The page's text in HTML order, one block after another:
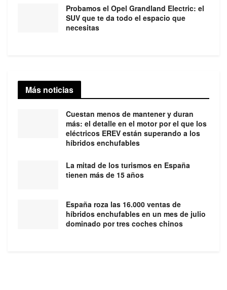
Probamos el Opel Grandland Electric: el
SUV que te da todo el espacio que
necesitas
Más noticias
Cuestan menos de mantener y duran
más: el detalle en el motor por el que los
eléctricos EREV están superando a los
híbridos enchufables
La mitad de los turismos en España
tienen más de 15 años
España roza las 16.000 ventas de
híbridos enchufables en un mes de julio
dominado por tres coches chinos